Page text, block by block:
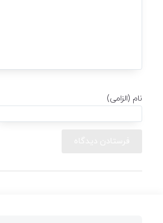
نام (الزامی)